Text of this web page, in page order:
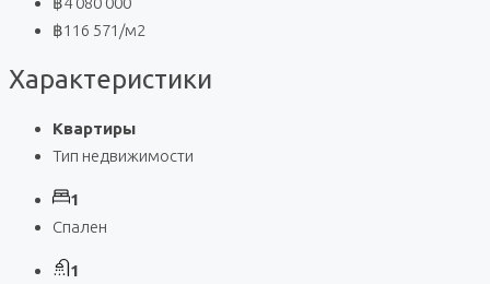
฿116 571 /м2
Характеристики
Квартиры
Тип недвижимости
1
Спален
1